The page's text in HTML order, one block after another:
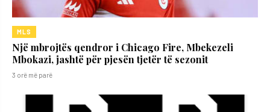
MLS
Një mbrojtës qendror i Chicago Fire, Mbekezeli
Mbokazi, jashtë për pjesën tjetër të sezonit
3 orë më parë